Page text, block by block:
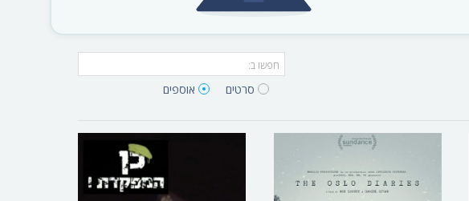
סרטים‎ אוספים‎
כן המפקדת! - נחיתה